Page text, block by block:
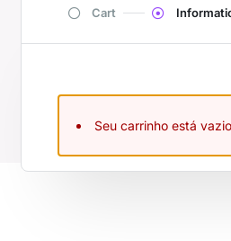
Cart
Seu carrinho está